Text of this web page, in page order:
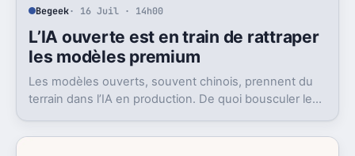
Begeek· 16 Juil · 14h00
L’IA ouverte est en train de rattraper
les modèles premium
Les modèles ouverts, souvent chinois, prennent du
terrain dans l’IA en production. De quoi bousculer le